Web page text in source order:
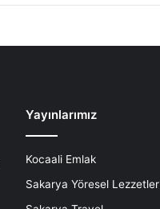
Yayınlarımız
Kocaali Emlak
Sakarya Yöresel Lezzetler